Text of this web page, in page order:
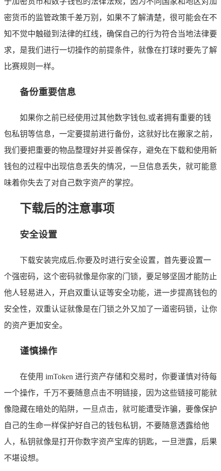
密货币的监管政策千差万别，如果不了解清楚，很可能会在不
知不觉中触碰到法律的红线，确保自己的行为符合当地法律要
求，是我们进行一切操作的前提条件，就像在打球时要先了解
比赛规则一样。
备份重要信息
如果你之前已经使用过其他数字钱包,或者拥有重要的钱
包私钥等信息，一定要提前进行备份，这就好比在搬家之前，
我们要把重要的物品整理好并妥善保存，避免在下载和使用新
钱包的过程中出现信息丢失的情况，一旦信息丢失，就可能意
味着你失去了对自己数字资产的掌控。
下载后的注意事项
安全设置
下载安装完成后,你要及时进行安全设置，首先要设置一
个强密码，这个密码就像是你家的门锁，要足够坚固才能防止
他人轻易进入，开启双重认证等安全功能，进一步提高钱包的
安全性，双重认证就像是在门锁之外又加了一道密码锁，让你
的资产更加安全。
谨慎操作
在使用 imToken 进行资产存储和交易时，你要谨慎对待每
一个操作，千万不要随意点击不明链接，因为这些链接可能就
像隐藏在暗处的陷阱，一旦点击，就可能遭受诈骗，要像保护
自己的生命一样保护好自己的钱包私钥，不要随意透露给他
人，私钥就像是打开你数字资产宝库的钥匙，一旦泄露，后果
不堪设想。